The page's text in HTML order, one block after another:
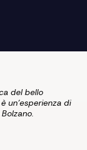
del bello
un'esperienza di